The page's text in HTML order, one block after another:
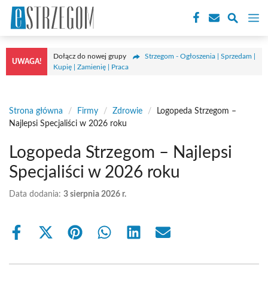
Przejdź
treści
UWAGA!
Dołącz do nowej grupy
Strzegom - Ogłoszenia | Sprzedam |
Kupię | Zamienię | Praca
Strona główna / Firmy / Zdrowie /
Logopeda Strzegom –
Najlepsi Specjaliści w 2026 roku
Logopeda Strzegom – Najlepsi
Specjaliści w 2026 roku
Data dodania: 3 sierpnia 2026 r.
Share
Share
(Twitter)
Share Share Share Share